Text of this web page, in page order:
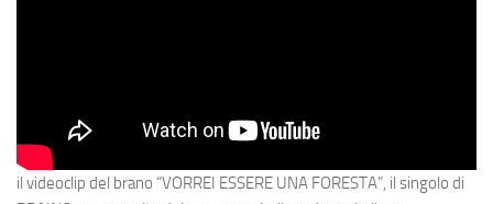
il videoclip del brano “VORREI ESSERE UNA FORESTA”, il singolo di